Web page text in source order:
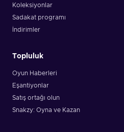
Koleksiyonlar
Sadakat programı
İndirimler
Topluluk
Oyun Haberleri
Eşantiyonlar
Satış ortağı olun
Snakzy: Oyna ve Kazan